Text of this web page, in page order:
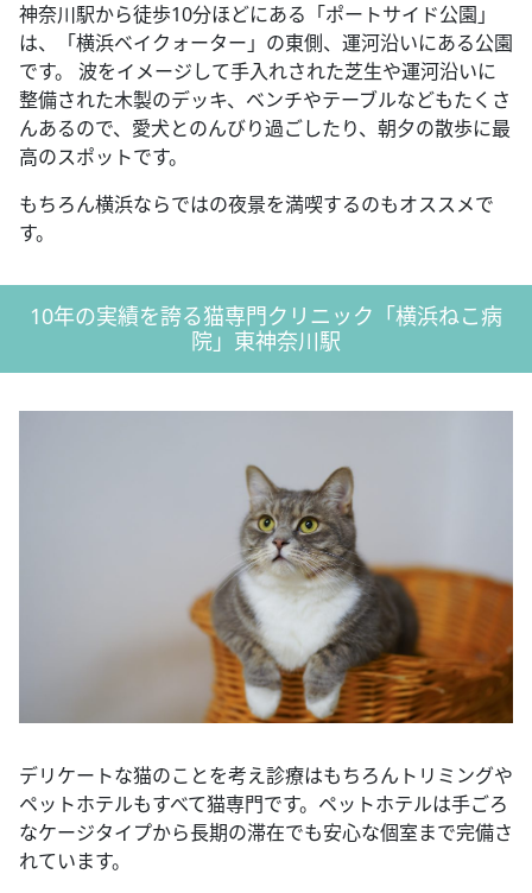
神奈川駅から徒歩10分ほどにある「ポートサイド公園」
は、「横浜ベイクォーター」の東側、運河沿いにある公園
です。 波をイメージして手入れされた芝生や運河沿いに
整備された木製のデッキ、ベンチやテーブルなどもたくさ
んあるので、愛犬とのんびり過ごしたり、朝夕の散歩に最
高のスポットです。
もちろん横浜ならではの夜景を満喫するのもオススメで
す。
10年の実績を誇る猫専門クリニック「横浜ねこ病
院」東神奈川駅
デリケートな猫のことを考え診療はもちろんトリミングや
ペットホテルもすべて猫専門です。ペットホテルは手ごろ
なケージタイプから長期の滞在でも安心な個室まで完備さ
れています。